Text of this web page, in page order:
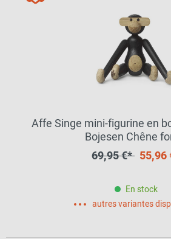
Affe Singe mini-figurine en
Bojesen Chêne
69,95 €* 55,96
En stock
autres variantes